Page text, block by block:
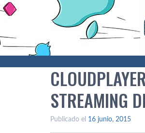
STREAMING
Publicado el 16 junio, 2015